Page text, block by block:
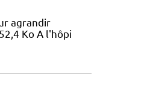
agrandir
Ko A l'hôpi